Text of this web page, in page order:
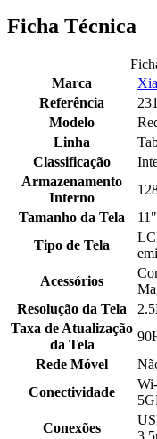
Ficha Técnica
Marca
Referência
Modelo
Linha
Classificação
Armazenamento
Interno
Tamanho da Tela
11"
Tipo de Tela
Acessórios
Resolução da Tela
Taxa de Atualização
da Tela
Rede Móvel
Conectividade
Conexões